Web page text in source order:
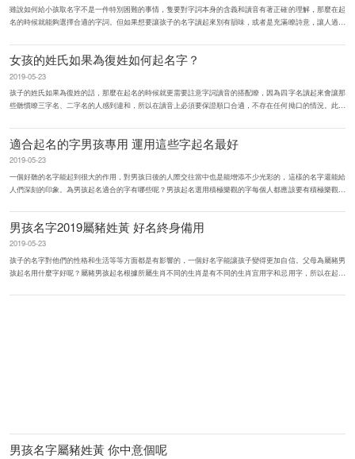
雖說如何給小孩取名字不是一件特別困難的事情，隻要對字詞本身的含義和讀音有著正確的理解，那麼在起
名的時候就能夠選擇合適的字詞。但如果想要讓孩子的名字讀起來別有韻味，或者是充滿瞭詩意，讓人過目
女孩的姓氏如果為復姓如何起名字？
2019-05-23
孩子的姓氏如果為復姓的話，那麼在起名的時候就更需要註意字詞讀音的搭配瞭，因為四字名讀起來會讓那
些聽慣瞭三字名、二字名的人感到違和，所以在讀音上必須要保證順口合適，不存在任何拗口的情況。此外
適合起名的字男孩專用 運用這些字起名最好
2019-05-23
一個好聽的名字能起到很大的作用，對男孩日後的人際交往當中也是能增添不少光彩的，這樣的名字還能給
人們深刻的印象。為男孩起名適合的字有哪些呢？男孩起名選用積極樂觀的字每個人都應該要有積極樂觀的
男孩名字2019屬豬姓黃 好名終身備用
2019-05-23
孩子的名字對他們的性格和生活等等方面都是有影響的，一個好名字能讓孩子變得更加自信。父母為屬豬男
孩起名用什麼字好呢？屬豬男孩起名根據所屬生肖不同的生肖是有不同的生肖宜用字和忌用字，所以在起名
男孩名字屬豬姓黃 你中意個呢